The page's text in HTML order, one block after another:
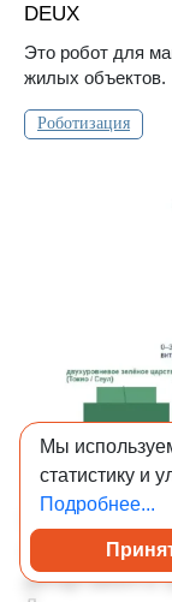
DEUX
Это робот для
жилых объектов.
Роботизация
В
департамента
Мы
статистику и
Подробнее...